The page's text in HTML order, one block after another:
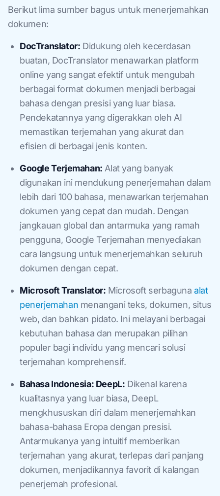
Berikut lima sumber bagus untuk menerjemahkan
dokumen:
DocTranslator: Didukung oleh kecerdasan
buatan, DocTranslator menawarkan platform
online yang sangat efektif untuk mengubah
berbagai format dokumen menjadi berbagai
bahasa dengan presisi yang luar biasa.
Pendekatannya yang digerakkan oleh AI
memastikan terjemahan yang akurat dan
efisien di berbagai jenis konten.
Google Terjemahan: Alat yang banyak
digunakan ini mendukung penerjemahan dalam
lebih dari 100 bahasa, menawarkan terjemahan
dokumen yang cepat dan mudah. Dengan
jangkauan global dan antarmuka yang ramah
pengguna, Google Terjemahan menyediakan
cara langsung untuk menerjemahkan seluruh
dokumen dengan cepat.
Microsoft Translator: Microsoft serbagunaalat
penerjemahan menangani teks, dokumen, situs
web, dan bahkan pidato. Ini melayani berbagai
kebutuhan bahasa dan merupakan pilihan
populer bagi individu yang mencari solusi
terjemahan komprehensif.
Bahasa Indonesia: DeepL: Dikenal karena
kualitasnya yang luar biasa, DeepL
mengkhususkan diri dalam menerjemahkan
bahasa-bahasa Eropa dengan presisi.
Antarmukanya yang intuitif memberikan
terjemahan yang akurat, terlepas dari panjang
dokumen, menjadikannya favorit di kalangan
penerjemah profesional.